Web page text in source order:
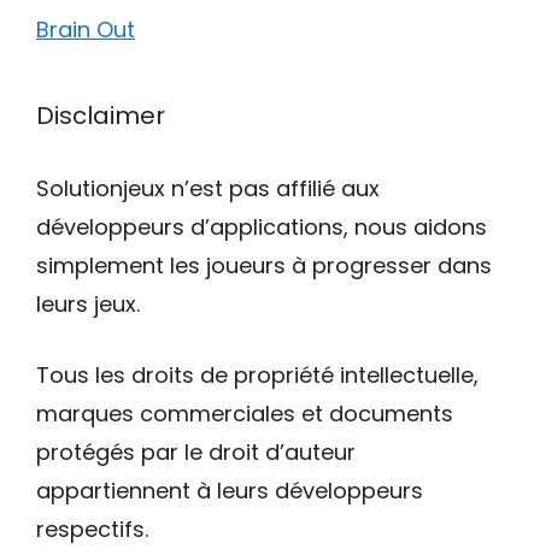
Brain Out
Disclaimer
Solutionjeux n’est pas affilié aux
développeurs d’applications, nous aidons
simplement les joueurs à progresser dans
leurs jeux.
Tous les droits de propriété intellectuelle,
marques commerciales et documents
protégés par le droit d’auteur
appartiennent à leurs développeurs
respectifs.